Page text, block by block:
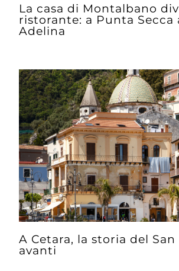
La casa di Montalbano
ristorante: a Punta Secca
Adelina
A Cetara, la storia del
avanti